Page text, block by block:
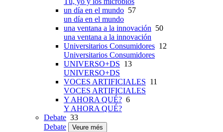
un día en el mundo 57
un día en el mundo
una ventana a la innovación 50
una ventana a la innovación
Universitarios Consumidores 12
Universitarios Consumidores
UNIVERSO+DS 13
UNIVERSO+DS
VOCES ARTIFICIALES 11
VOCES ARTIFICIALES
Y AHORA QUÉ? 6
Y AHORA QUÉ?
Debate 33
Debate
Veure més